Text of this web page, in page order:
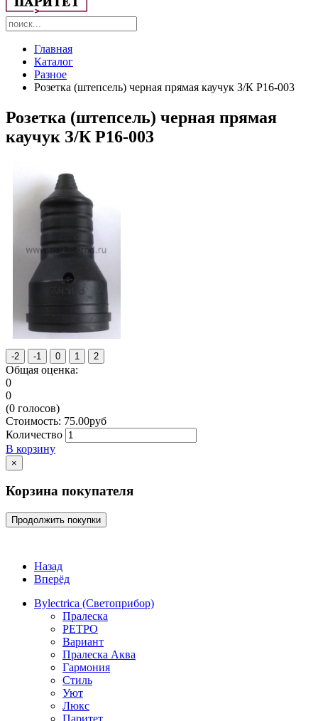
Главная
Каталог
Разное
Розетка (штепсель) черная прямая каучук З/К Р16-003
Розетка (штепсель) черная прямая
каучук З/К Р16-003
Общая оценка:
0
0
(0 голосов)
Стоимость: 75.00руб
Количество
В корзину
×
Корзина покупателя
Продолжить покупки
Назад
Вперёд
Bylectrica (Светоприбор)
Пралеска
РЕТРО
Вариант
Пралеска Аква
Гармония
Стиль
Уют
Люкс
Паритет